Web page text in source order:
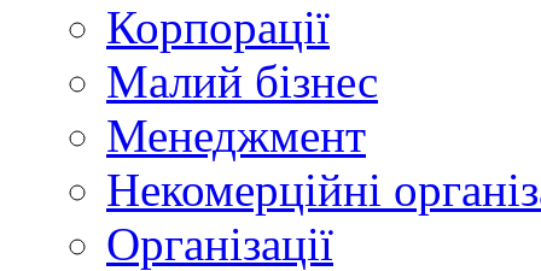
Корпорації
Малий бізнес
Менеджмент
Некомерційні
Організації